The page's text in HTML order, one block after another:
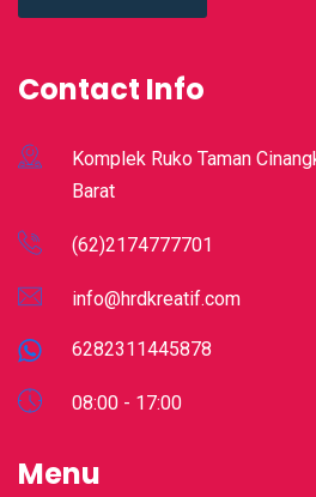
Contact Info
Komplek Ruko Taman
Barat
(62)2174777701
info@hrdkreatif.com
6282311445878
08:00 - 17:00
Menu